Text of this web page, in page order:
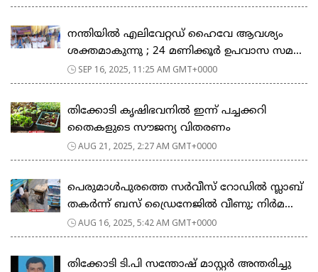
നന്തിയിൽ എലിവേറ്റഡ് ഹൈവേ ആവശ്യം
ശക്തമാകുന്നു ; 24 മണിക്കൂർ ഉപവാസ സമ...
SEP 16, 2025, 11:25 AM GMT+0000
തിക്കോടി കൃഷിഭവനിൽ ഇന്ന് പച്ചക്കറി
തൈകളുടെ സൗജന്യ വിതരണം
AUG 21, 2025, 2:27 AM GMT+0000
പെരുമാൾപുരത്തെ സർവീസ് റോഡിൽ സ്ലാബ്
തകർന്ന് ബസ് ഡ്രൈനേജിൽ വീണു; നിർമ...
AUG 16, 2025, 5:42 AM GMT+0000
തിക്കോടി ടി.പി സന്തോഷ് മാസ്റ്റർ അന്തരിച്ചു